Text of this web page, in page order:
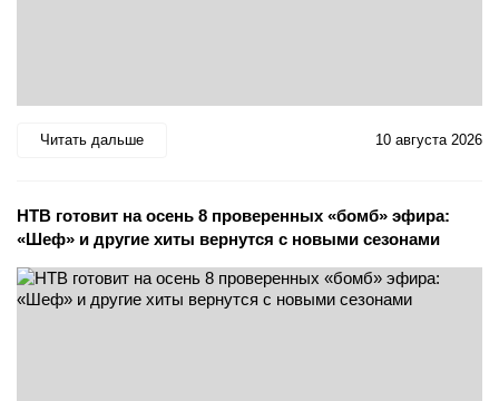
Читать дальше 10 августа 2026
НТВ готовит на осень 8 проверенных «бомб» эфира:
«Шеф» и другие хиты вернутся с новыми сезонами